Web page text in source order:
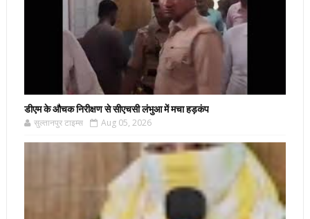
डीएम के औचक निरीक्षण से सीएचसी लंभुआ में मचा हड़कंप
सुल्तानपुर टाइम्स Aug 05, 2026